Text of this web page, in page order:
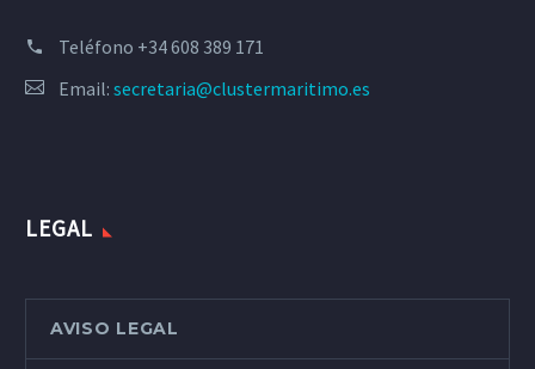
Teléfono +34 608 389 171
Email: secretaria@clustermaritimo.es
LEGAL
AVISO LEGAL